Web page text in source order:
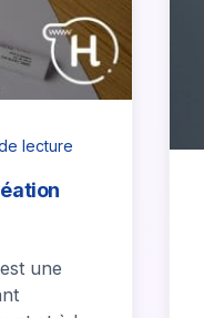
lecture
une